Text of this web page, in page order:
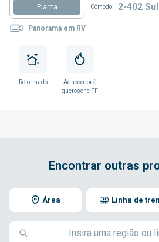
Planta
Panorama em RV
Cômodo: 2-402 Sul
Reformado
Aquecedor à
querosene FF
Encontrar outras
Área Linha de